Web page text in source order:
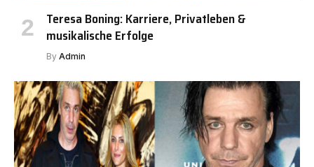
Teresa Boning: Karriere, Privatleben &
musikalische Erfolge
By Admin